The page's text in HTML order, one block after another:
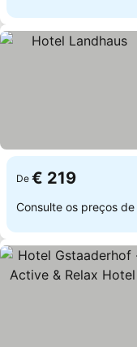
De € 219
Consulte os preços de